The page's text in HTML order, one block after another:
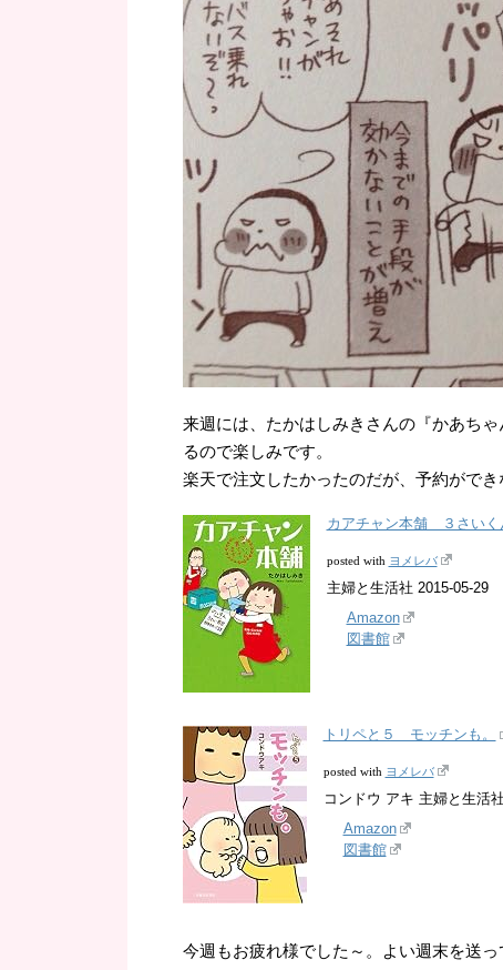
来週には、たかはしみきさんの『かあち
るので楽しみです。
楽天で注文したかったのだが、予約がで
カアチャン本舗 ３さいく
posted with ヨメレバ
主婦と生活社 2015-05-29
Amazon
図書館
トリペと５ モッチンも。
posted with ヨメレバ
コンドウ アキ 主婦と生活
Amazon
図書館
今週もお疲れ様でした～。よい週末を送っ